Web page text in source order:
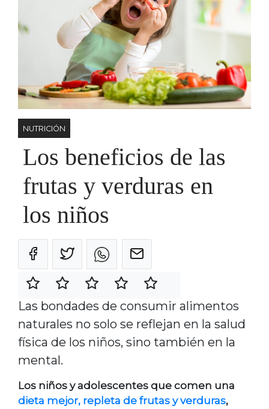
NUTRICIÓN
Los beneficios de las
frutas y verduras en
los niños
Las bondades de consumir alimentos
naturales no solo se reflejan en la salud
física de los niños, sino también en la
mental.
Los niños y adolescentes que comen una
dieta mejor, repleta de frutas y verduras,